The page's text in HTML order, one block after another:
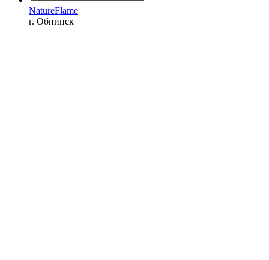
NatureFlame
г. Обнинск